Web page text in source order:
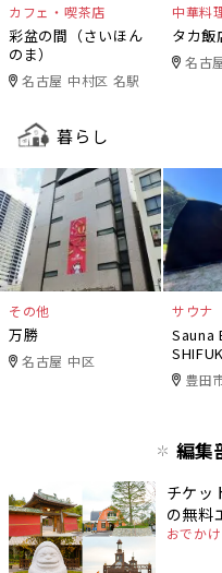
カフェ・喫茶店
彩盆の間（さいほん
のま）
名古屋 中村区 名駅
中華料
タカ飯
名古
暮らし
その他
万勝
名古屋 中区
サウナ
Sauna
豊田
編集
チケッ
の無料
おでかけ